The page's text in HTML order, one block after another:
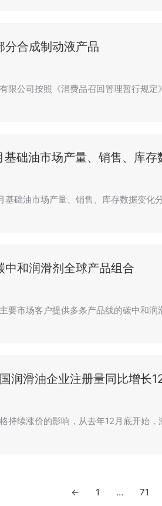
分合成制动液产品
限公司按照《消费品召回管理暂行规
础油市场产量、销售、库存
基础油市场产量、销售、库存数据变
中和润滑剂全球产品组合
要市场客户提供多条产品线的碳中和
润滑油企业注册量同比增长
持续涨价的影响，从去年12月底开始
← 1 … 71